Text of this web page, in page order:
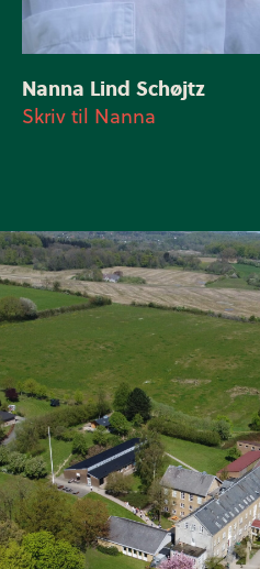
Nanna Lind Schøjtz
Skriv til Nanna